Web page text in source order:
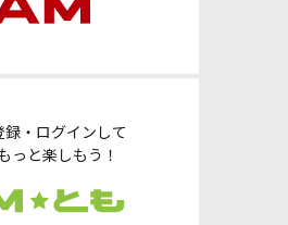
録・ログインして
っと楽しもう！